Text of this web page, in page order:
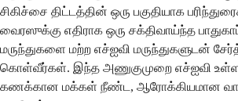
சிகிச்சை திட்டத்தின் ஒரு பகுதியாக
வைரஸுக்கு எதிராக ஒரு சக்திவாய்ந்த
மருந்துகளை மற்ற எச்ஐவி மருந்துகளுடன்
கொள்வீர்கள். இந்த அணுகுமுறை எச்ஐவி உள்ள
கணக்கான மக்கள் நீண்ட, ஆரோக்கியமான